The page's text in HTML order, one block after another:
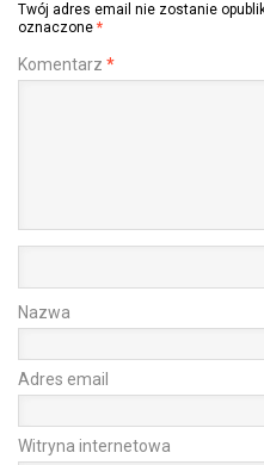
Twój adres email nie zostanie
oznaczone *
Komentarz *
Nazwa
Adres email
Witryna internetowa